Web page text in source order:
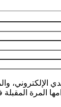
الإلكتروني،
المرة